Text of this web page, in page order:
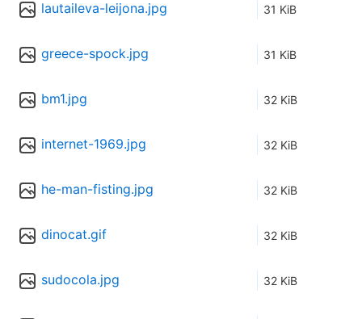
lautaileva-leijona.jpg 31 KiB
greece-spock.jpg 31 KiB
bm1.jpg 32 KiB
internet-1969.jpg 32 KiB
he-man-fisting.jpg 32 KiB
dinocat.gif 32 KiB
sudocola.jpg 32 KiB